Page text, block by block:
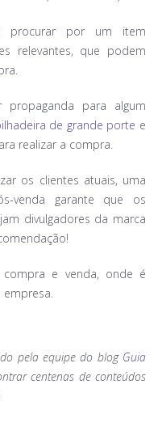
procurar por um item
relevantes, que podem
para algum
de grande porte e
realizar a compra.
os clientes atuais, uma
venda garante que os
divulgadores da marca
e venda, onde é
pela equipe do blog Guia
centenas de conteúdos